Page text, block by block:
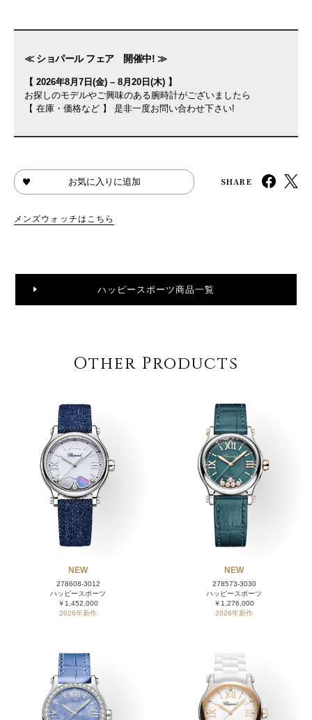
≪ ショパール フェア 開催中! ≫
【 2026年8月7日(金) – 8月20日(木) 】
お探しのモデルやご興味のある腕時計がございましたら
【 在庫・価格など 】 是非一度お問い合わせ下さい!
お気に入りに追加 SHARE
メンズウォッチはこちら
ハッピースポーツ商品一覧
Other Products
NEW
278608-3012
ハッピースポーツ
￥1,452,000
2026年新作
NEW
278573-3030
ハッピースポーツ
￥1,276,000
2026年新作